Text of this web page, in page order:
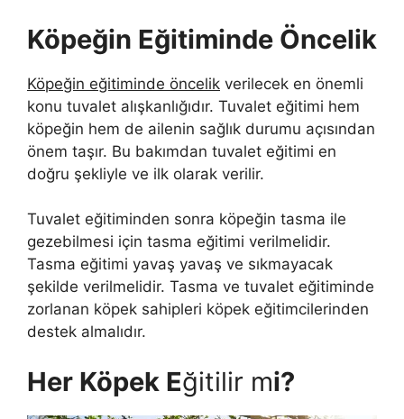
Köpeğin Eğitiminde Öncelik
Köpeğin eğitiminde öncelik verilecek en önemli
konu tuvalet alışkanlığıdır. Tuvalet eğitimi hem
köpeğin hem de ailenin sağlık durumu açısından
önem taşır. Bu bakımdan tuvalet eğitimi en
doğru şekliyle ve ilk olarak verilir.
Tuvalet eğitiminden sonra köpeğin tasma ile
gezebilmesi için tasma eğitimi verilmelidir.
Tasma eğitimi yavaş yavaş ve sıkmayacak
şekilde verilmelidir. Tasma ve tuvalet eğitiminde
zorlanan köpek sahipleri köpek eğitimcilerinden
destek almalıdır.
Her Köpek Eğitilir mi?